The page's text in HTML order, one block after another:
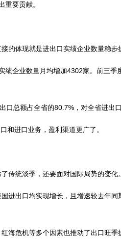
要贡献。
的体现就是进出口实绩企业数量稳步
企业数量月均增加4302家。前三季
总额占全省的80.7%，对全省进出
和进口业务，盈利渠道更广了。
统淡季，还要面对国际局势的变化。
进出口均实现增长，且增速较去年
海危机等多个因素也推动了出口旺季